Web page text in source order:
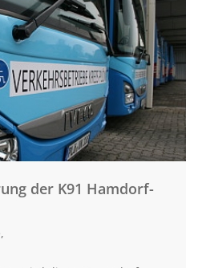
der K91 Hamdorf-